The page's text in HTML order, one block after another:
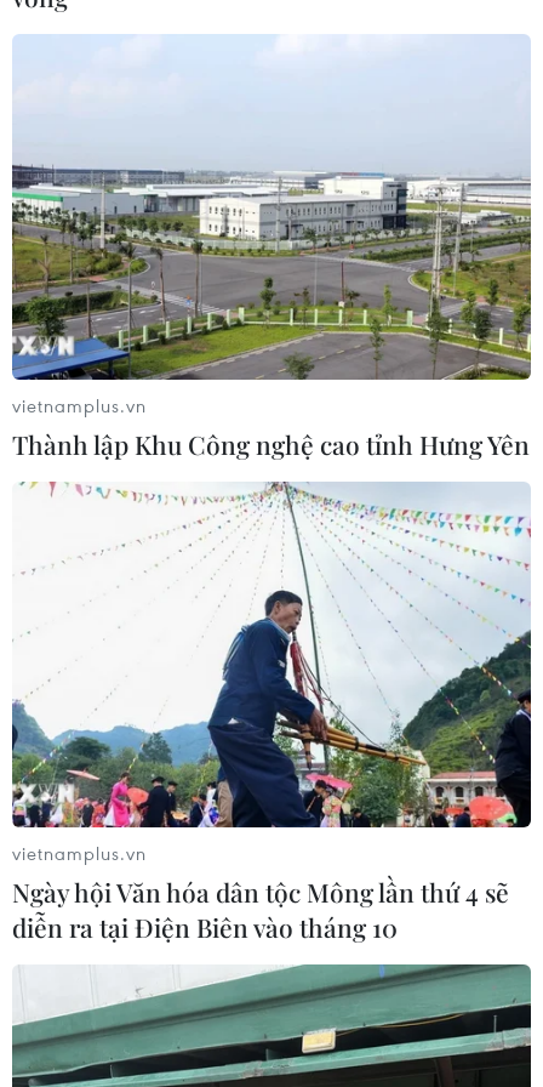
vietnamplus.vn
Thành lập Khu Công nghệ cao tỉnh Hưng Yên
vietnamplus.vn
Ngày hội Văn hóa dân tộc Mông lần thứ 4 sẽ
diễn ra tại Điện Biên vào tháng 10